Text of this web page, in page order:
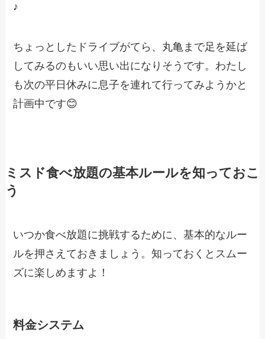
♪
ちょっとしたドライブがてら、丸亀まで足を延ば
してみるのもいい思い出になりそうです。わたし
も次の平日休みに息子を連れて行ってみようかと
計画中です😊
ミスド食べ放題の基本ルールを知っておこ
う
いつか食べ放題に挑戦するために、基本的なルー
ルを押さえておきましょう。知っておくとスムー
ズに楽しめますよ！
料金システム